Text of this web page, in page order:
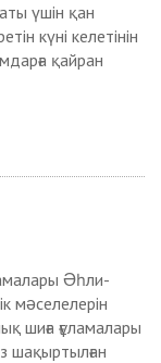
үшін қан
күні келетінін
қайран
Əһли-
мəселелерін
шиға ғұламалары
шақыртылған